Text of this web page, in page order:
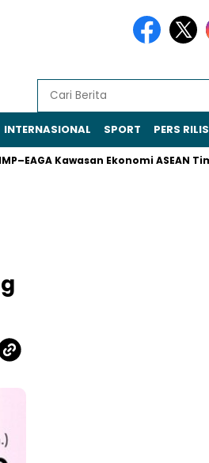
INTERNASIONAL SPORT PERS RILIS
Kawasan Ekonomi ASEAN Timur